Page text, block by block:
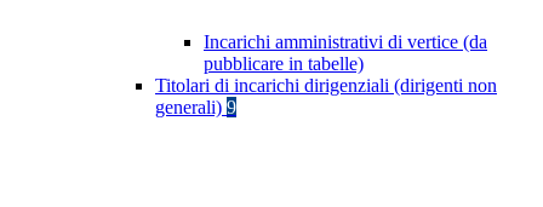
Incarichi amministrativi di vertice (da
pubblicare in tabelle)
Titolari di incarichi dirigenziali (dirigenti non
generali) 9